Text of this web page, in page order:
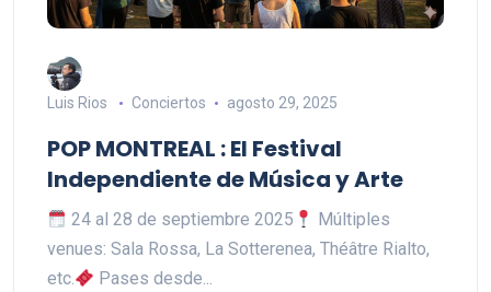
Luis Rios Conciertos agosto 29, 2025
POP MONTREAL : El Festival
Independiente de Música y Arte
24 al 28 de septiembre 2025
Múltiples
venues: Sala Rossa, La Sotterenea, Théâtre Rialto,
etc.
Pases desde...